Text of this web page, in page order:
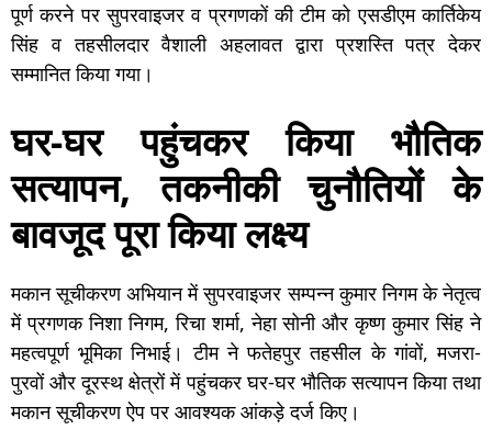
पूर्ण करने पर सुपरवाइजर व प्रगणकों की टीम को एसडीएम कार्तिकेय
सिंह व तहसीलदार वैशाली अहलावत द्वारा प्रशस्ति पत्र देकर
सम्मानित किया गया।
घर-घर पहुंचकर किया भौतिक
सत्यापन, तकनीकी चुनौतियों के
बावजूद पूरा किया लक्ष्य
मकान सूचीकरण अभियान में सुपरवाइजर सम्पन्न कुमार निगम के नेतृत्व
में प्रगणक निशा निगम, रिचा शर्मा, नेहा सोनी और कृष्ण कुमार सिंह ने
महत्वपूर्ण भूमिका निभाई। टीम ने फतेहपुर तहसील के गांवों, मजरा-
पुरवों और दूरस्थ क्षेत्रों में पहुंचकर घर-घर भौतिक सत्यापन किया तथा
मकान सूचीकरण ऐप पर आवश्यक आंकड़े दर्ज किए।